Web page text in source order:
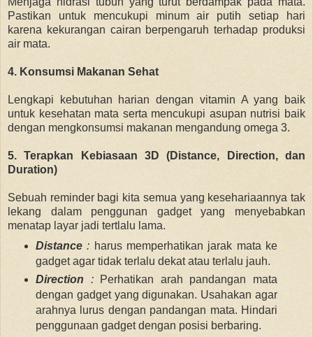
Pastikan untuk mencukupi minum air putih setiap hari
karena kekurangan cairan berpengaruh terhadap produksi
air mata.
4. Konsumsi Makanan Sehat
Lengkapi kebutuhan harian dengan vitamin A yang baik
untuk kesehatan mata serta mencukupi asupan nutrisi baik
dengan mengkonsumsi makanan mengandung omega 3.
5. Terapkan Kebiasaan 3D (Distance, Direction, dan
Duration)
Sebuah reminder bagi kita semua yang kesehariaannya tak
lekang dalam penggunan gadget yang menyebabkan
menatap layar jadi tertlalu lama.
Distance : harus memperhatikan jarak mata ke
gadget agar tidak terlalu dekat atau terlalu jauh.
Direction :Perhatikan arah pandangan mata
dengan gadget yang digunakan. Usahakan agar
arahnya lurus dengan pandangan mata. Hindari
penggunaan gadget dengan posisi berbaring.